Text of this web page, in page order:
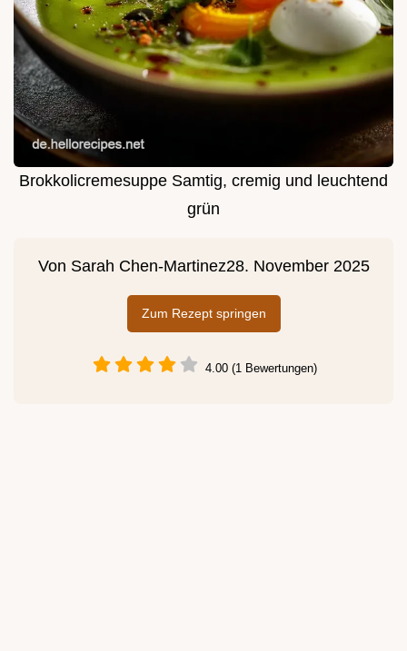
Brokkolicremesuppe Samtig, cremig und leuchtend
grün
Von Sarah Chen-Martinez28. November 2025
Zum Rezept springen
4.00 (1 Bewertungen)